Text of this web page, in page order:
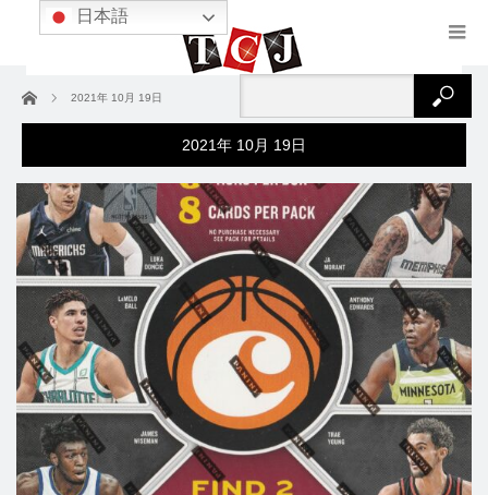
ホーム 2021年 10月 19日
2021年 10月 19日
日本語